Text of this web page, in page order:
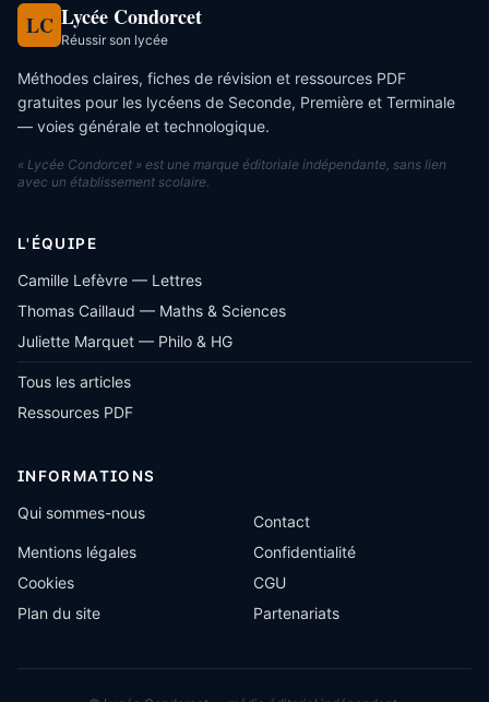
LC Lycée Condorcet
Réussir son lycée
Méthodes claires, fiches de révision et ressources PDF
gratuites pour les lycéens de Seconde, Première et Terminale
— voies générale et technologique.
« Lycée Condorcet » est une marque éditoriale indépendante, sans lien
avec un établissement scolaire.
L'ÉQUIPE
Camille Lefèvre — Lettres
Thomas Caillaud — Maths & Sciences
Juliette Marquet — Philo & HG
Tous les articles
Ressources PDF
INFORMATIONS
Qui sommes-nous
Contact
Mentions légales
Confidentialité
Cookies
CGU
Plan du site
Partenariats